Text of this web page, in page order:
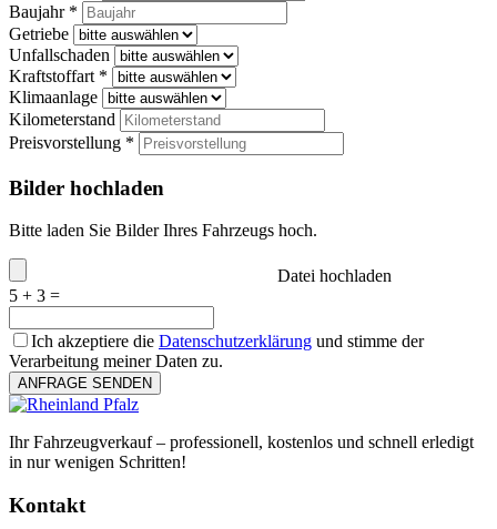
Baujahr *
Getriebe
Unfallschaden
Kraftstoffart *
Klimaanlage
Kilometerstand
Preisvorstellung *
Bilder hochladen
Bitte laden Sie Bilder Ihres Fahrzeugs hoch.
Datei hochladen
5 + 3 =
Ich akzeptiere die Datenschutzerklärung und stimme der
Verarbeitung meiner Daten zu.
ANFRAGE SENDEN
Ihr Fahrzeugverkauf – professionell, kostenlos und schnell erledigt
in nur wenigen Schritten!
Kontakt